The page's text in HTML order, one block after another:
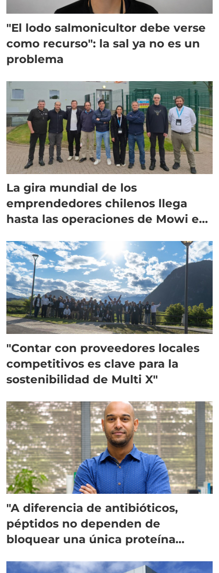
"El lodo salmonicultor debe verse
como recurso": la sal ya no es un
problema
La gira mundial de los
emprendedores chilenos llega
hasta las operaciones de Mowi en
"Contar con proveedores locales
competitivos es clave para la
sostenibilidad de Multi X"
"A diferencia de antibióticos,
péptidos no dependen de
bloquear una única proteína